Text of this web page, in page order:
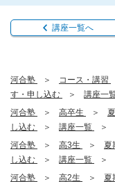
講座一覧へ
河合塾 コース・講習
す・申し込む
講座一
河合塾
高卒生
し込む
講座一覧
河合塾
高3生 夏
し込む
講座一覧
河合塾
高2生 夏